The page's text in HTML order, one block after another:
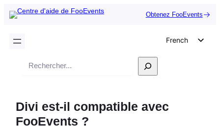
Obtenez FooEvents
French
Spanish
Recherche
Divi est-il compatible avec
FooEvents ?